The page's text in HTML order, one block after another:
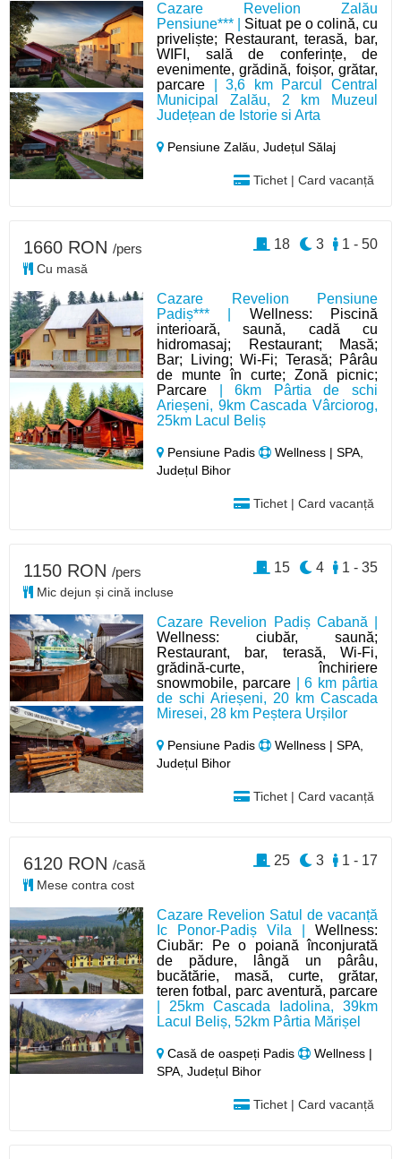
Cazare Revelion Zalău
Pensiune*** | Situat pe o colină, cu
priveliște; Restaurant, terasă, bar,
WIFI, sală de conferințe, de
evenimente, grădină, foișor, grătar,
parcare | 3,6 km Parcul Central
Municipal Zalău, 2 km Muzeul
Județean de Istorie si Arta
Pensiune Zalău,Județul Sălaj
Tichet | Card vacanță
Cazare Revelion Pensiune
Padiș*** | Wellness: Piscină
interioară, saună, cadă cu
hidromasaj; Restaurant; Masă;
Bar; Living; Wi-Fi; Terasă; Pârâu
de munte în curte; Zonă picnic;
Parcare | 6km Pârtia de schi
Arieșeni, 9km Cascada Vârciorog,
25km Lacul Beliș
Pensiune Padis
Wellness | SPA,
Județul Bihor
Tichet | Card vacanță
1660 RON /pers
Cu masă
1 - 50
3
18
Cazare Revelion Padiș Cabană |
Wellness: ciubăr, saună;
Restaurant, bar, terasă, Wi-Fi,
grădină-curte, închiriere
snowmobile, parcare| 6 km pârtia
de schi Arieșeni, 20 km Cascada
Miresei, 28 km Peștera Urșilor
Pensiune Padis
Wellness | SPA,
Județul Bihor
Tichet | Card vacanță
1150 RON /pers
Mic dejun și cină incluse
1 - 35
4
15
Cazare Revelion Satul de vacanță
Ic Ponor-Padiș Vila | Wellness:
Ciubăr: Pe o poiană înconjurată
de pădure, lângă un pârâu,
bucătărie, masă, curte, grătar,
teren fotbal, parc aventură, parcare
| 25km Cascada Iadolina, 39km
Lacul Beliș, 52km Pârtia Mărișel
Casă de oaspeți Padis
Wellness |
SPA, Județul Bihor
Tichet | Card vacanță
6120 RON /casă
Mese contra cost
1 - 17
3
25